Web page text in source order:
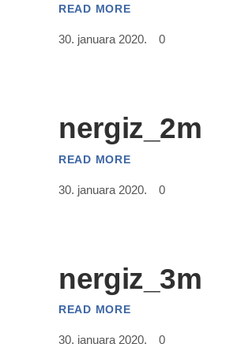
READ MORE
30. januara 2020. 0
nergiz_2m
READ MORE
30. januara 2020. 0
nergiz_3m
READ MORE
30. januara 2020. 0